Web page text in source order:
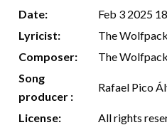
Date:
Feb 3 2025
Lyricist:
The Wolfpack
Composer:
The Wolfpack
Song
producer :
Rafael Pico
License: All rights